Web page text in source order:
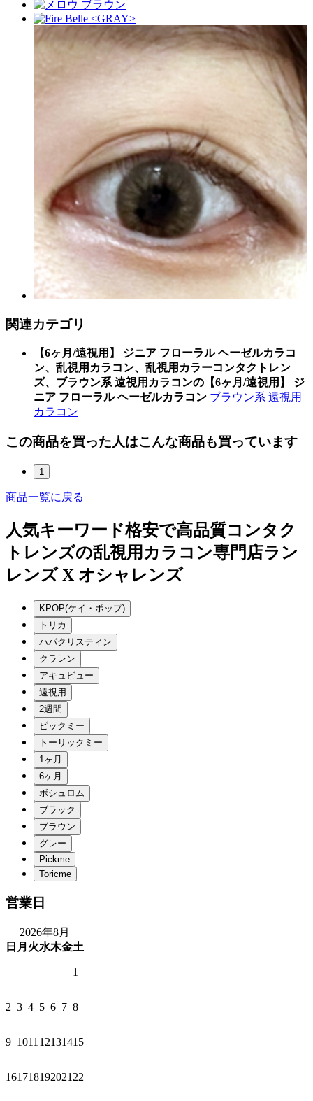
関連カテゴリ
【6ヶ月/遠視用】 ジニア フローラル ヘーゼルカラコ
ン、乱視用カラコン、乱視用カラーコンタクトレン
ズ、ブラウン系 遠視用カラコンの【6ヶ月/遠視用】 ジ
ニア フローラル ヘーゼルカラコン ブラウン系 遠視用
カラコン
この商品を買った人はこんな商品も買っています
1
商品一覧に戻る
人気キーワード格安で高品質コンタク
トレンズの乱視用カラコン専門店ラン
レンズ X オシャレンズ
営業日
2026年8月
日 月 火水木金土
1
2 3 4 5 6 7 8
9 1011 12131415
161718192021 22